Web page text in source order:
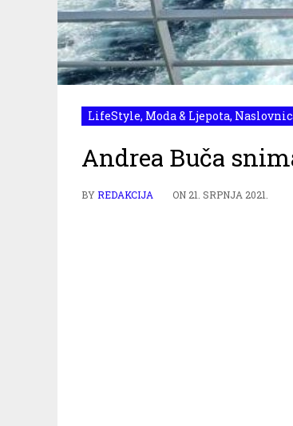
LifeStyle, Moda & Ljepota,
Andrea Buča
BYREDAKCIJA ON 21. SRPNJA 2021.